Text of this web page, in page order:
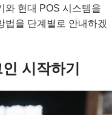
와 현대 POS 시스템을
법을 단계별로 안내하겠
시작하기